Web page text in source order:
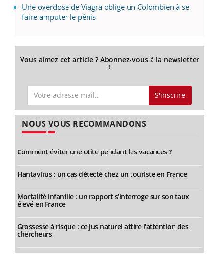
Une overdose de Viagra oblige un Colombien à se
faire amputer le pénis
Vous aimez cet article ? Abonnez-vous à la newsletter
!
S'inscrire
NOUS VOUS RECOMMANDONS
Comment éviter une otite pendant les vacances ?
Hantavirus : un cas détecté chez un touriste en France
Mortalité infantile : un rapport s’interroge sur son taux
élevé en France
Grossesse à risque : ce jus naturel attire l'attention des
chercheurs